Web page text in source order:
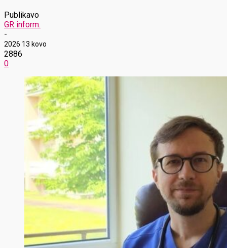
Publikavo
GR inform.
-
2026 13 kovo
2886
0